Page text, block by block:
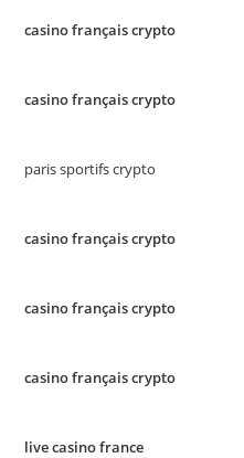
casino français crypto
casino français crypto
paris sportifs crypto
casino français crypto
casino français crypto
casino français crypto
live casino france